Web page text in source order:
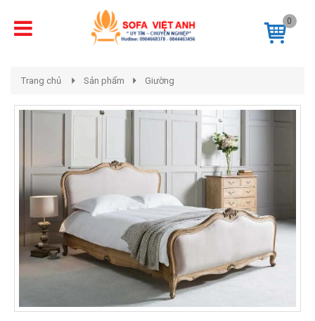
0
Trang chủ Sản phẩm Giường